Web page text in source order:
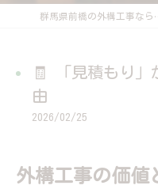
群馬県前橋の外
🧾 「見積もり」
由
2026/02/25
外構工事の価値